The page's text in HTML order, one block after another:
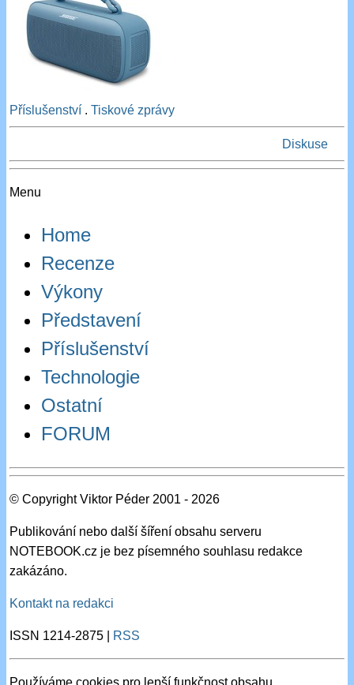
Příslušenství .Tiskové zprávy
Diskuse
Menu
Home
Recenze
Výkony
Představení
Příslušenství
Technologie
Ostatní
FORUM
© Copyright Viktor Péder 2001 - 2026
Publikování nebo další šíření obsahu serveru
NOTEBOOK.cz je bez písemného souhlasu redakce
zakázáno.
Kontakt na redakci
ISSN 1214-2875 | RSS
Používáme cookies pro lepší funkčnost obsahu.